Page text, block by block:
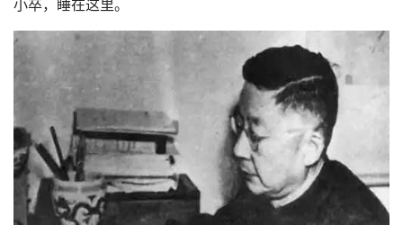
小卒，睡在这里。